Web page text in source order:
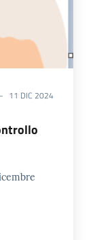
11 DIC 2024